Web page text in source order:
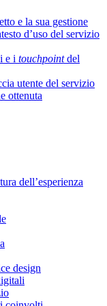
e la sua gestione
d’uso del servizio
e i touchpointdel
utente del servizio
ottenuta
dell’esperienza
design